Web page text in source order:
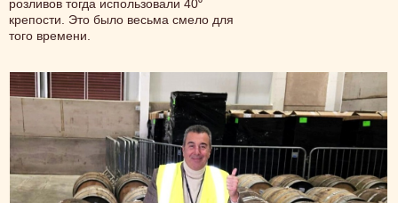
розливов тогда использовали 40⁰
крепости. Это было весьма смело для
того времени.